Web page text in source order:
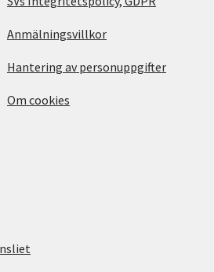
Anmälningsvillkor
Hantering av personuppgifter
Om cookies